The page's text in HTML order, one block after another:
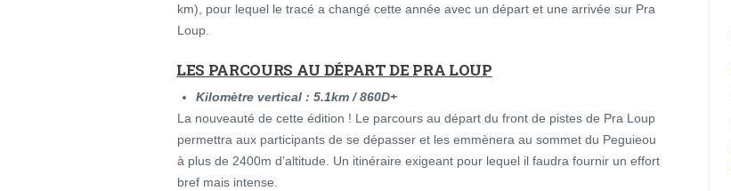
km), pour lequel le tracé a changé cette année avec un départ et une arrivée sur Pra
Loup.
LES PARCOURS AU DÉPART DE PRA LOUP
Kilomètre vertical : 5.1km / 860D+
La nouveauté de cette édition ! Le parcours au départ du front de pistes de Pra Loup
permettra aux participants de se dépasser et les emmènera au sommet du Peguieou
à plus de 2400m d’altitude. Un itinéraire exigeant pour lequel il faudra fournir un effort
bref mais intense.